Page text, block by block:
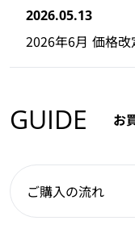
2026.05.13
2026年6月 価格
GUIDE お
ご購入の流れ